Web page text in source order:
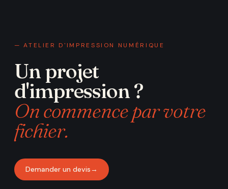
— ATELIER D'IMPRESSION NUMÉRIQUE
Un projet
d'impression ?
On commence par votre
fichier.
Demander un devis→